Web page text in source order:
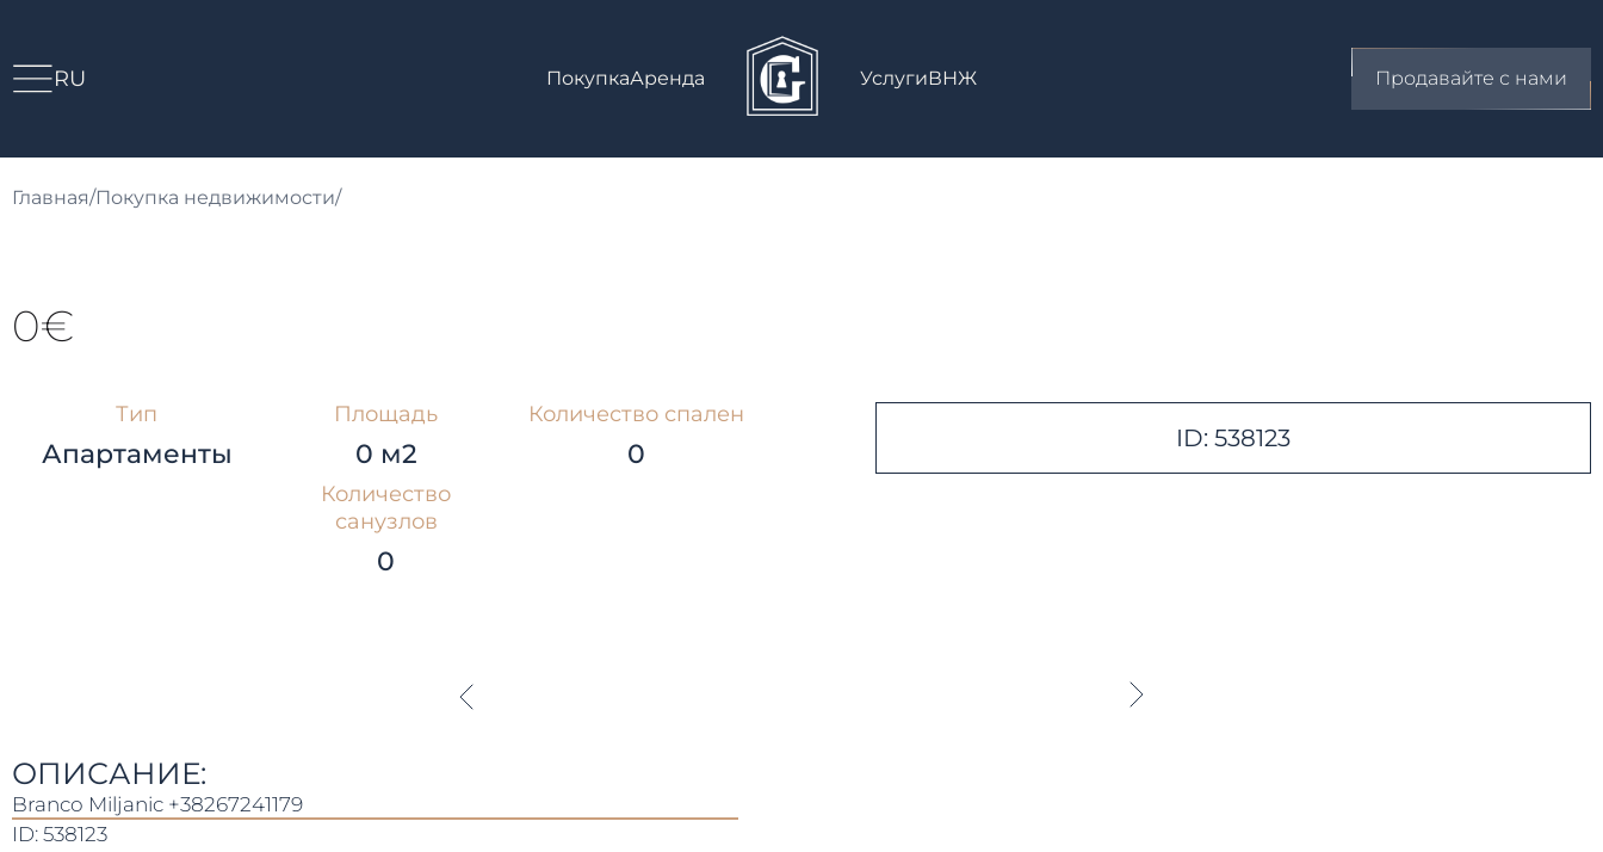
RU ПокупкаАренда УслугиВНЖ Продавайте с нами
Главная/Покупка недвижимости/
0€
Тип
Апартаменты
Площадь
0 м2
Количество спален
0
Количество
санузлов
0
ID: 538123
ОПИСАНИЕ:
Branco Miljanic +38267241179
ID: 538123